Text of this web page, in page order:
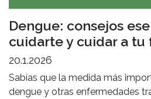
Dengue: consejos
cuidarte y cuidar a tu
20.1.2026
Sabías que la medida más
dengue y otras enfermedades